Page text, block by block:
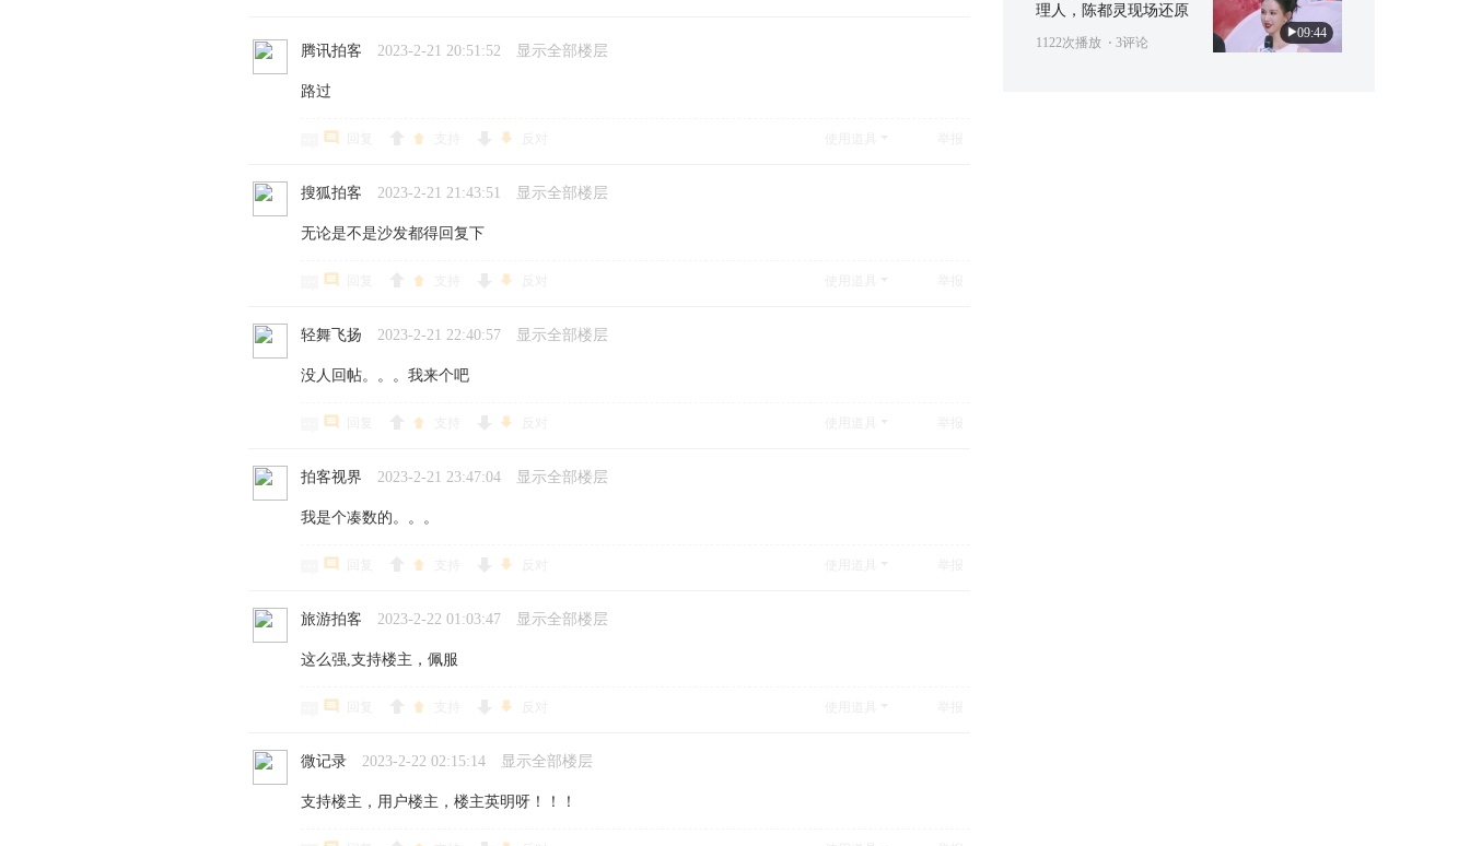
腾讯拍客 2023-2-21 20:51:52 显示全部楼层
路过
搜狐拍客 2023-2-21 21:43:51 显示全部楼层
无论是不是沙发都得回复下
轻舞飞扬 2023-2-21 22:40:57 显示全部楼层
没人回帖。。。我来个吧
拍客视界 2023-2-21 23:47:04 显示全部楼层
我是个凑数的。。。
旅游拍客 2023-2-22 01:03:47 显示全部楼层
这么强,支持楼主，佩服
微记录 2023-2-22 02:15:14 显示全部楼层
支持楼主，用户楼主，楼主英明呀！！！
09:44
理人，陈都灵现场还原
1122次播放 ⋅ 3评论